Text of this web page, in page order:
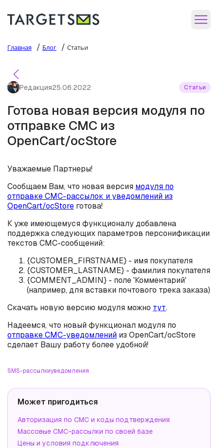
Главная / Блог / Статьи
Редакция25.06.2022 Статьи
Готова новая версия модуля по
отправке СМС из
OpenCart/ocStore
Уважаемые Партнеры!
Сообщаем Вам, что новая версия модуля по
отправке СМС-рассылок и уведомлений из
OpenCart/ocStore готова!
К уже имеющемуся функционалу добавлена
поддержка следующих параметров персонификации
текстов СМС-сообщений:
{CUSTOMER_FIRSTNAME} - имя покупателя
{CUSTOMER_LASTNAME} - фамилия покупателя
{COMMENT_ADMIN} - поле 'Комментарий'
(например, для вставки почтового трека заказа)
Скачать новую версию модуля можно тут.
Надеемся, что новый функционал модуля по
отправке СМС-уведомлений из OpenCart/ocStore
сделает Вашу работу более удобной!
SMS-рассылкиуведомления
Может пригодиться
Авторизация по СМС и коды подтверждения
Массовые СМС-рассылки по своей базе
Цены и условия подключения